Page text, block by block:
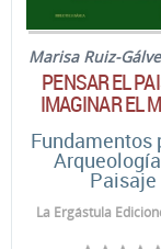
Marisa Ruiz-
PENSAR EL
IMAGINAR EL
Fundamentos
Paisaje
La Ergástula